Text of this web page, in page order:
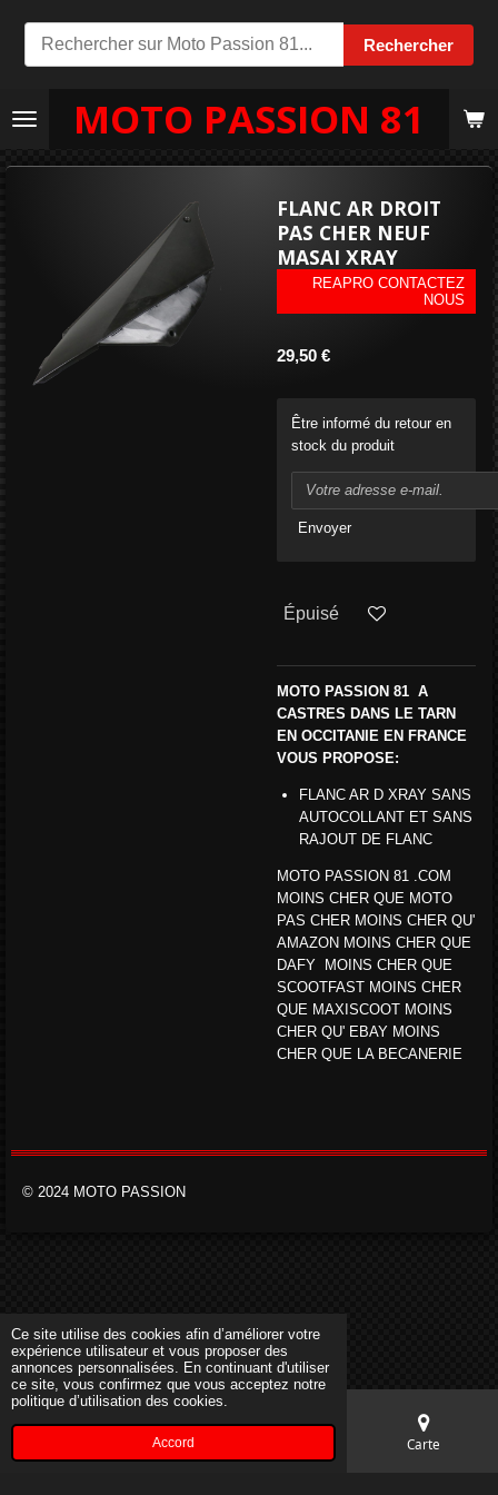
Ce site utilise des cookies afin d’améliorer votre
expérience utilisateur et vous proposer des
annonces personnalisées. En continuant d'utiliser
ce site, vous confirmez que vous acceptez notre
politique d’utilisation des cookies.
Accord
Rechercher
Passer
au
principal
MOTO PASSION 81
FLANC AR DROIT
PAS CHER NEUF
MASAI XRAY
REAPRO CONTACTEZ
NOUS
29,50 €
Être informé du retour en
stock du produit
Envoyer
Épuisé
MOTO PASSION 81 A
CASTRES DANS LE TARN
EN OCCITANIE EN FRANCE
VOUS PROPOSE:
FLANC AR D XRAY SANS
AUTOCOLLANT ET SANS
RAJOUT DE FLANC
MOTO PASSION 81 .COM
MOINS CHER QUE MOTO
PAS CHER MOINS CHER QU'
AMAZON MOINS CHER QUE
DAFY MOINS CHER QUE
SCOOTFAST MOINS CHER
QUE MAXISCOOT MOINS
CHER QU' EBAY MOINS
CHER QUE LA BECANERIE
© 2024 MOTO PASSION
Carte